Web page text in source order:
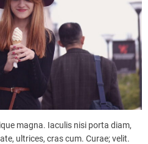
magna. Iaculis nisi porta diam,
ultrices, cras cum. Curae; velit.